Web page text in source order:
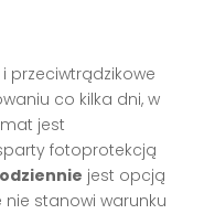
przeciwtrądzikowe
co kilka dni, w
jest
fotoprotekcją
jest opcją
stanowi warunku